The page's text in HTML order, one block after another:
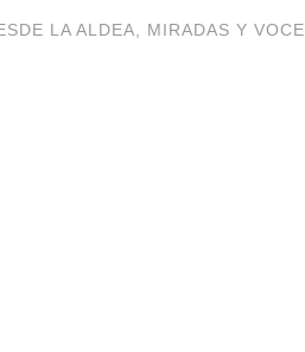
LA ALDEA, MIRADAS Y